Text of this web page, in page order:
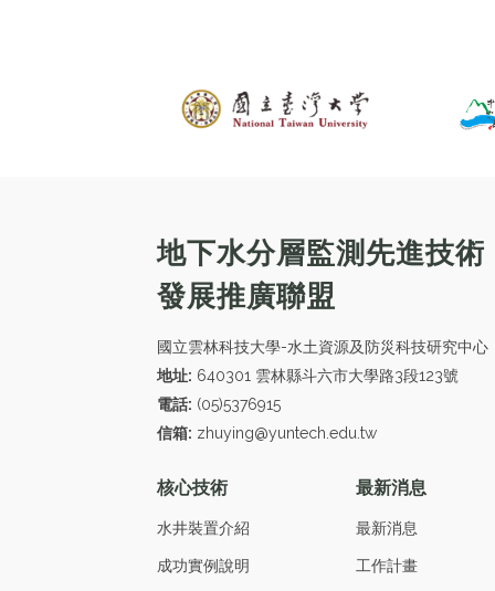
地下水分層監測先進技術
發展推廣聯盟
國立雲林科技大學-水土資源及防災科技研究中心
地址: 640301 雲林縣斗六市大學路3段123號
電話: (05)5376915
信箱: zhuying@yuntech.edu.tw
核心技術
水井裝置介紹
成功實例說明
最新消息
最新消息
工作計畫